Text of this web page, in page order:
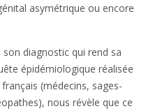
asymétrique ou encore
diagnostic qui rend sa
épidémiologique réalisée
(médecins, sages-
nous révèle que ce